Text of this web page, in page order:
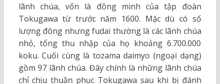
lãnh chúa, vốn là đồng minh của tập đoàn
Tokugawa từ trước năm 1600. Mặc dù có số
lượng đông nhưng fudai thường là các lãnh chúa
nhỏ, tổng thu nhập của họ khoảng 6.700.000
koku. Cuối cùng là tozama daimyo (ngoại dạng)
gồm 97 lãnh chúa. Đây chính là những lãnh chúa
chỉ chịu thuần phục Tokugawa sau khi bị đánh